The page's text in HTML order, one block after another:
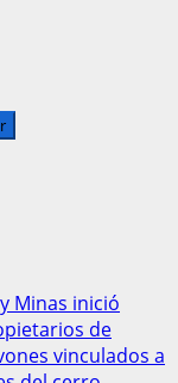
Minas inició
de
vinculados a